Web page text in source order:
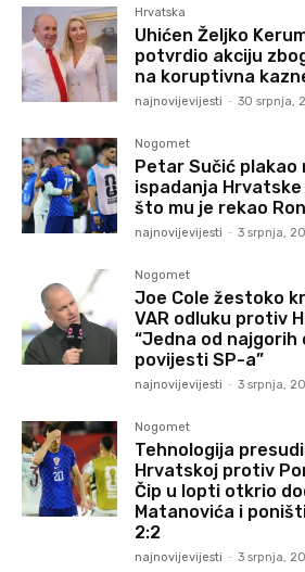
Hrvatska
Uhićen Željko
potvrdio akciju
na koruptivna
najnovijevijesti - 30 srpnja,
Nogomet
Petar Sučić plakao
ispadanja
što mu je rekao
najnovijevijesti - 3 srpnja,
Nogomet
Joe Cole žestoko
VAR odluku protiv
“Jedna od najgorih
povijesti SP-a”
najnovijevijesti - 3 srpnja,
Nogomet
Tehnologija
Hrvatskoj protiv
Čip u lopti otkrio
Matanovića i
2:2
najnovijevijesti - 3 srpnja,